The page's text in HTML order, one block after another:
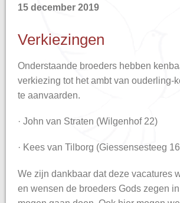
15 december 2019
Verkiezingen
Onderstaande broeders hebben
verkiezing tot het ambt van ouderling-
te aanvaarden.
· John van Straten (Wilgenhof 22)
· Kees van Tilborg (Giessensesteeg
We zijn dankbaar dat deze vacatures
en wensen de broeders Gods zegen